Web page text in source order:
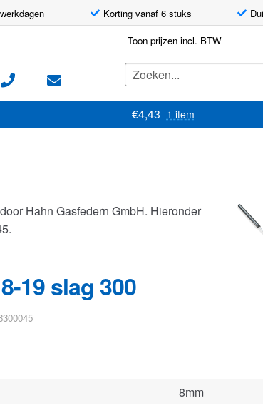
Korting vanaf 6 stuks
Toon prijzen incl. BTW
Zoeken
naar:
€4,43 1 item
Hahn Gasfedern GmbH. Hieronder
19 slag 300
8mm